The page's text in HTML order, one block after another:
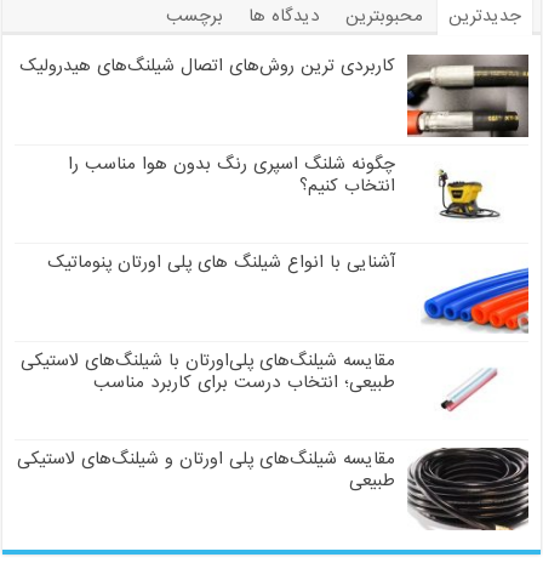
جدیدترین محبوبترین دیدگاه ها
برچسب
کاربردی ترین روش‌های اتصال شیلنگ‌های هیدرولیک
چگونه شلنگ اسپری رنگ بدون هوا مناسب را
انتخاب کنیم؟
آشنایی با انواع شیلنگ های پلی اورتان پنوماتیک
مقایسه شیلنگ‌های پلی‌اورتان با شیلنگ‌های لاستیکی
طبیعی؛ انتخاب درست برای کاربرد مناسب
مقایسه شیلنگ‌های پلی اورتان و شیلنگ‌های لاستیکی
طبیعی